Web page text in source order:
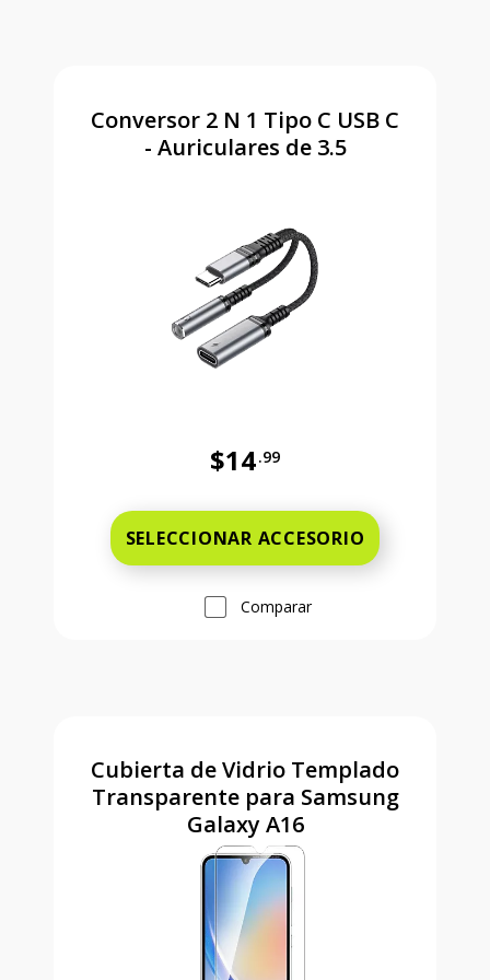
Conversor 2 N 1 Tipo C USB C
- Auriculares de 3.5
$14.99
SELECCIONAR ACCESORIO
Comparar
Cubierta de Vidrio Templado
Transparente para Samsung
Galaxy A16